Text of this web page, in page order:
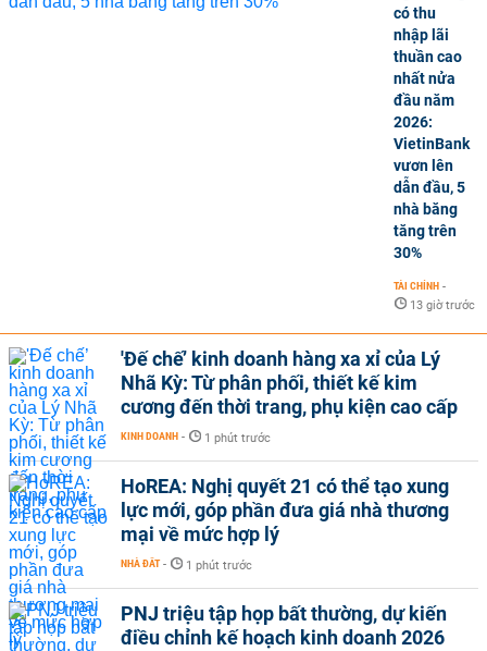
có thu
nhập lãi
thuần cao
nhất nửa
đầu năm
2026:
VietinBank
vươn lên
dẫn đầu, 5
nhà băng
tăng trên
30%
TÀI CHÍNH -
13 giờ trước
'Đế chế’ kinh doanh hàng xa xỉ của Lý
Nhã Kỳ: Từ phân phối, thiết kế kim
cương đến thời trang, phụ kiện cao cấp
KINH DOANH - 1 phút trước
HoREA: Nghị quyết 21 có thể tạo xung
lực mới, góp phần đưa giá nhà thương
mại về mức hợp lý
NHÀ ĐẤT - 1 phút trước
PNJ triệu tập họp bất thường, dự kiến
điều chỉnh kế hoạch kinh doanh 2026